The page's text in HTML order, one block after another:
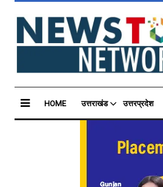
HOME उत्तराखंड उत्तरप्रदेश